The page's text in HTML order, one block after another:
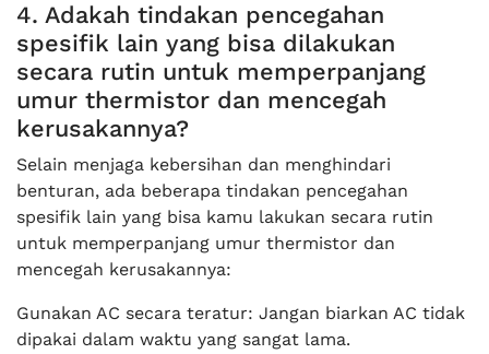
4. Adakah tindakan pencegahan
spesifik lain yang bisa dilakukan
secara rutin untuk memperpanjang
umur thermistor dan mencegah
kerusakannya?
Selain menjaga kebersihan dan menghindari
benturan, ada beberapa tindakan pencegahan
spesifik lain yang bisa kamu lakukan secara rutin
untuk memperpanjang umur thermistor dan
mencegah kerusakannya:
Gunakan AC secara teratur: Jangan biarkan AC tidak
dipakai dalam waktu yang sangat lama.